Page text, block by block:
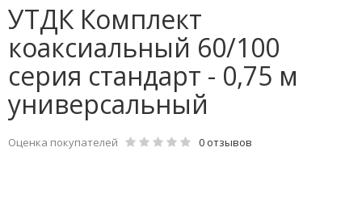
УТДК Комплект
коаксиальный 60/100
серия стандарт - 0,75 м
универсальный
Оценка покупателей 0 отзывов